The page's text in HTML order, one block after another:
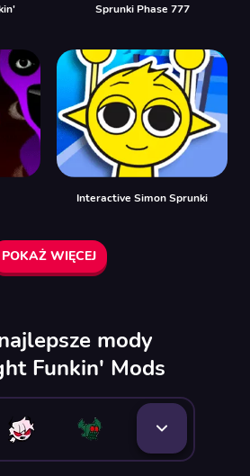
Sprunki Phase 777
Interactive Simon Sprunki
POKAŻ WIĘCEJ
mody
Funkin' Mods